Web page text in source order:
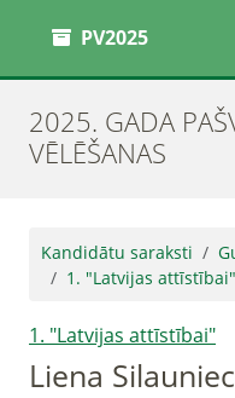
PV2025
2025. GADA
VĒLĒŠANAS
Kandidātu saraksti
1. "Latvijas attīstībai"
1. "Latvijas attīstībai"
Liena